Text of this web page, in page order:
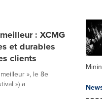
: XCMG
et durables
clients
», le 8e
») a